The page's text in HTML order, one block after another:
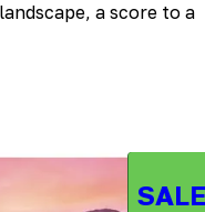
a score to a